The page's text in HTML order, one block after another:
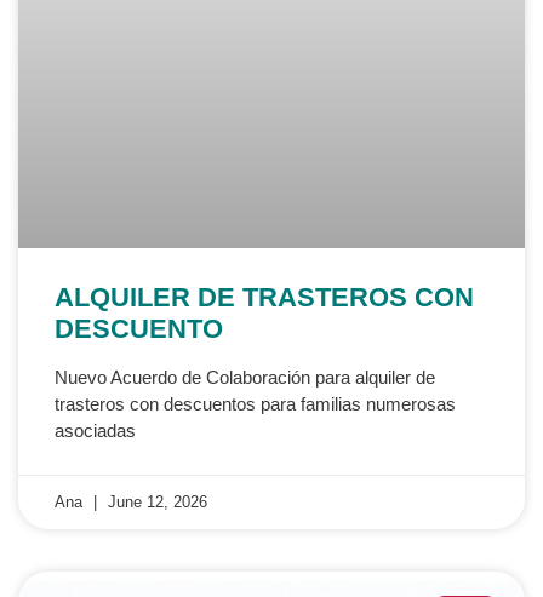
ALQUILER DE TRASTEROS CON
DESCUENTO
Nuevo Acuerdo de Colaboración para alquiler de
trasteros con descuentos para familias numerosas
asociadas
Ana June 12, 2026